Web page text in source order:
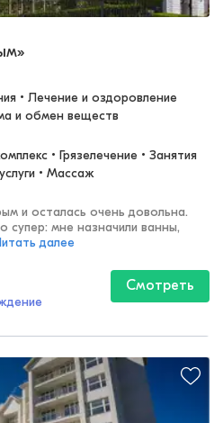
• Лечение и оздоровление
и обмен веществ
• Грязелечение • Занятия
• Массаж
и осталась очень довольна.
супер: мне назначили ванны,
далее
Смотреть